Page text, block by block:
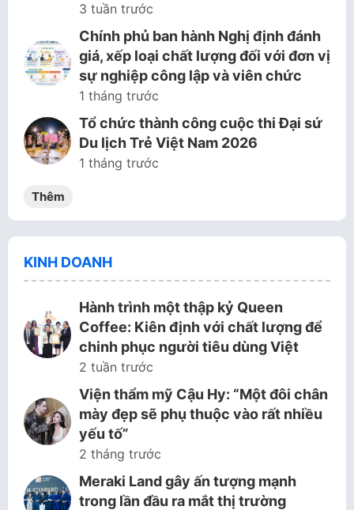
3 tuần trước
Chính phủ ban hành Nghị định đánh
giá, xếp loại chất lượng đối với đơn vị
sự nghiệp công lập và viên chức
1 tháng trước
Tổ chức thành công cuộc thi Đại sứ
Du lịch Trẻ Việt Nam 2026
1 tháng trước
Thêm
KINH DOANH
Hành trình một thập kỷ Queen
Coffee: Kiên định với chất lượng để
chinh phục người tiêu dùng Việt
2 tuần trước
Viện thẩm mỹ Cậu Hy: “Một đôi chân
mày đẹp sẽ phụ thuộc vào rất nhiều
yếu tố”
2 tháng trước
Meraki Land gây ấn tượng mạnh
trong lần đầu ra mắt thị trường